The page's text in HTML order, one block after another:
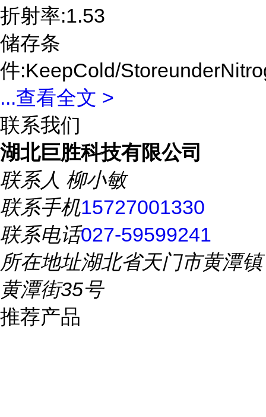
折射率:1.53
储存条
件:KeepCold/
...查看全文 >
联系我们
湖北巨胜科技有限公司
联系人 柳小敏
联系手机15727001330
联系电话027-59599241
所在地址湖北省天门市黄潭镇
黄潭街35号
推荐产品